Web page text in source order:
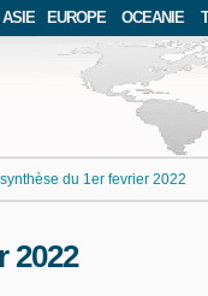
ASIE EUROPE OCEANIE
synthèse du 1er fevrier 2022
2022